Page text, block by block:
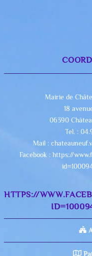
Mairie de
18
06390
Tel. :
Mail :
Facebook : https://
HTTPS://